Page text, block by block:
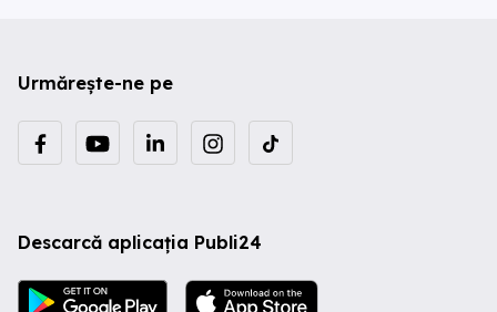
Urmărește-ne pe
Descarcă aplicația Publi24